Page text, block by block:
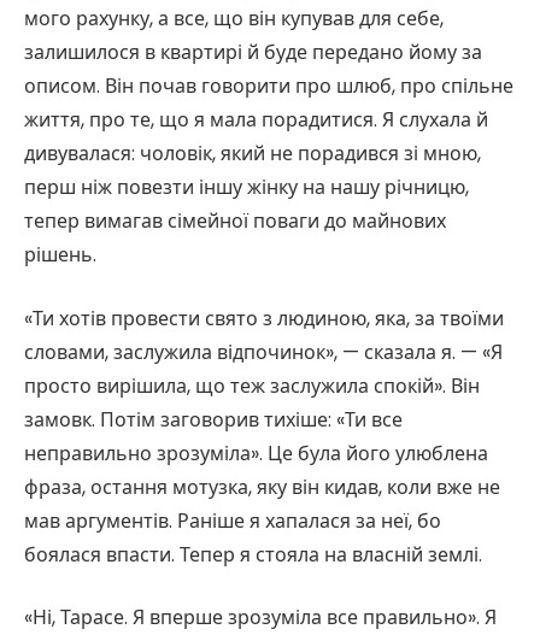
мого рахунку, а все, що він купував для себе,
залишилося в квартирі й буде передано йому за
описом. Він почав говорити про шлюб, про спільне
життя, про те, що я мала порадитися. Я слухала й
дивувалася: чоловік, який не порадився зі мною,
перш ніж повезти іншу жінку на нашу річницю,
тепер вимагав сімейної поваги до майнових
рішень.
«Ти хотів провести свято з людиною, яка, за твоїми
словами, заслужила відпочинок», — сказала я. — «Я
просто вирішила, що теж заслужила спокій». Він
замовк. Потім заговорив тихіше: «Ти все
неправильно зрозуміла». Це була його улюблена
фраза, остання мотузка, яку він кидав, коли вже не
мав аргументів. Раніше я хапалася за неї, бо
боялася впасти. Тепер я стояла на власній землі.
«Ні, Тарасе. Я вперше зрозуміла все правильно». Я